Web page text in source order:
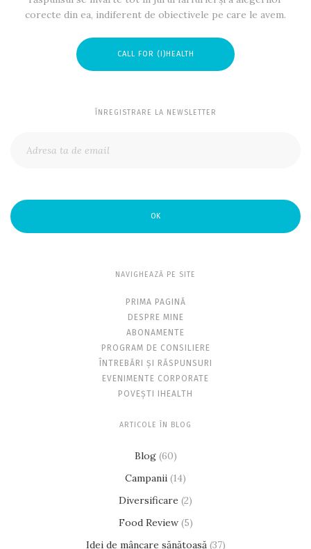
corecte din ea, indiferent de obiectivele pe care le avem.
CALL FOR (I)HEALTH
ÎNREGISTRARE LA NEWSLETTER
OK
NAVIGHEAZĂ PE SITE
PRIMA PAGINĂ
DESPRE MINE
ABONAMENTE
PROGRAM DE CONSILIERE
ÎNTREBĂRI ȘI RĂSPUNSURI
EVENIMENTE CORPORATE
POVEȘTI IHEALTH
ARTICOLE ÎN BLOG
Blog(60)
Campanii (14)
Diversificare (2)
Food Review(5)
Idei de mâncare sănătoasă(37)